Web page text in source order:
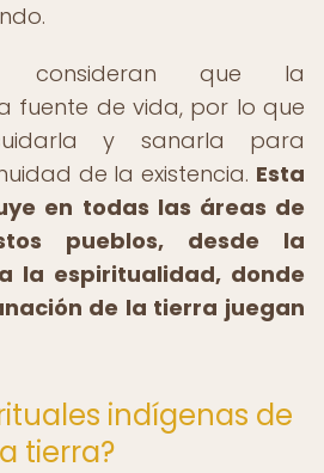
consideran que la
fuente de vida, por lo que
y sanarla para
de la existencia. Esta
en todas las áreas de
pueblos, desde la
la espiritualidad, donde
de la tierra juegan
indígenas de
tierra?